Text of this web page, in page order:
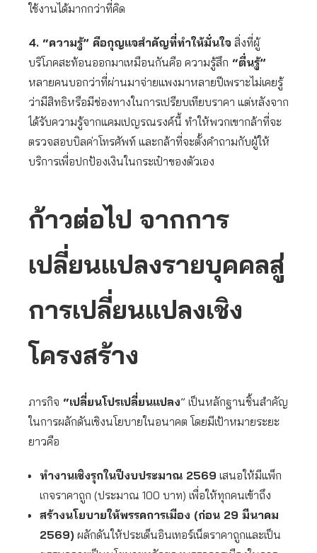
ใช้งานได้มากกว่าที่คิด
4. “ความรู้” คือกุญแจสำคัญที่ทำให้มั่นใจ สิ่งที่ผู้
บริโภคสะท้อนออกมาเหมือนกันคือ ความรู้สึก “ตื่นรู้”
หลายคนบอกว่าที่ผ่านมาจ่ายแพงมาหลายปีเพราะไม่เคยรู้
ว่ามีสิทธิหรือมีช่องทางในการเปรียบเทียบราคา แต่หลังจาก
ได้รับความรู้จากแคมเปญรณรงค์นี้ ทำให้พวกเขากล้าที่จะ
ตรวจสอบบิลค่าโทรศัพท์ และกล้าที่จะตั้งคำถามกับผู้ให้
บริการเพื่อปกป้องเงินในกระเป๋าของตัวเอง
ก้าวต่อไป จากการ
เปลี่ยนแปลงรายบุคคลสู่
การเปลี่ยนแปลงเชิง
โครงสร้าง
ภารกิจ “เปลี่ยนโปรเปลี่ยนแปลง” เป็นหลักฐานชิ้นสำคัญ
ในการผลักดันเชิงนโยบายในอนาคต โดยมีเป้าหมายระยะ
ยาวคือ
ทำงานเชิงรุกในปีงบประมาณ 2569 เสนอให้มีแพ็ก
เกจราคาถูก (ประมาณ 100 บาท) เพื่อให้ทุกคนเข้าถึง
สร้างนโยบายให้พรรคการเมือง (ก่อน 29 มีนาคม
2569) ผลักดันให้ประเด็นอินเทอร์เน็ตราคาถูกและเป็น